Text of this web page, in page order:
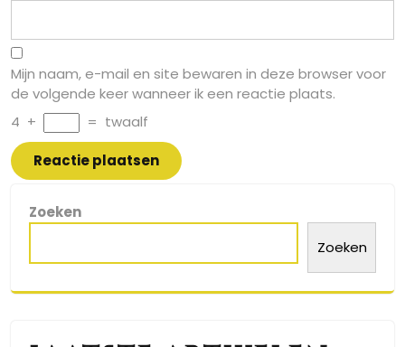
Mijn naam, e-mail en site bewaren in deze browser voor
de volgende keer wanneer ik een reactie plaats.
4 + = twaalf
Zoeken
Zoeken